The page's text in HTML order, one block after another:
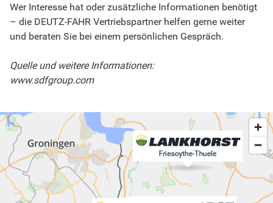
Wer Interesse hat oder zusätzliche Informationen benötigt
– die DEUTZ-FAHR Vertriebspartner helfen gerne weiter
und beraten Sie bei einem persönlichen Gespräch.
Quelle und weitere Informationen:
www.sdfgroup.com